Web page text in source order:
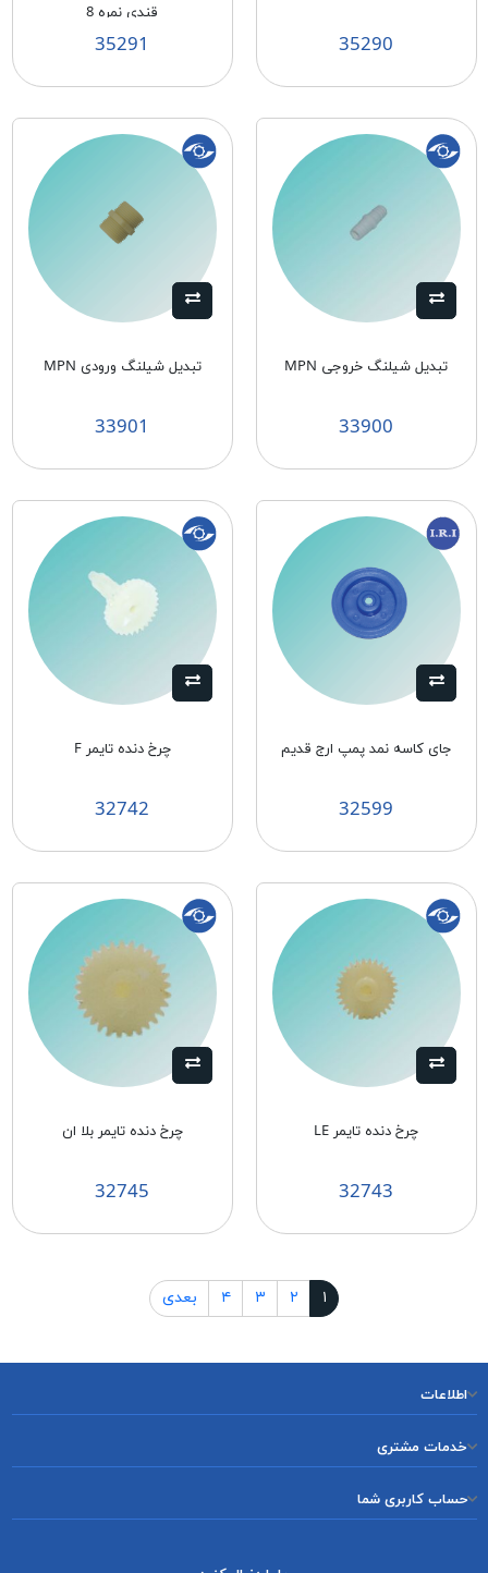
35290
قندی نمره 8
35291
تبدیل شیلنگ خروجی MPN
33900
تبدیل شیلنگ ورودی MPN
33901
جای کاسه نمد پمپ ارج قدیم
32599
چرخ دنده تایمر F
32742
چرخ دنده تایمر LE
32743
چرخ دنده تایمر بلا ان
32745
۱ ۲ ۳ ۴ بعدی
اطلاعات
خدمات مشتری
حساب کاربری شما